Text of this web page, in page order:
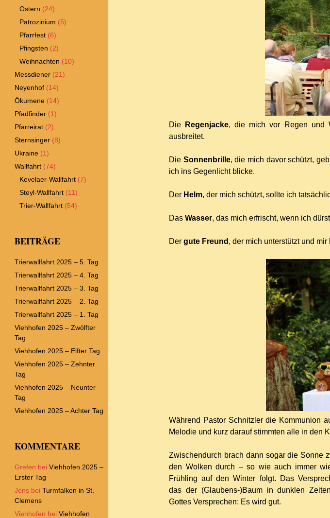
Die Regenjacke, die mich vor Regen und
ausbreitet.
Die Sonnenbrille, die mich davor schützt,
ich ins Gegenlicht blicke.
Der Helm, der mich schützt, sollte ich
Das Wasser, das mich erfrischt, wenn ich
Der gute Freund , der mich unterstützt und
Während Pastor Schnitzler die Kommunion
Melodie und kurz darauf stimmten alle in den
Zwischendurch brach dann sogar die Sonne
den Wolken durch – so wie auch immer
Frühling auf den Winter folgt. Das
das der (Glaubens-)Baum in dunklen
Gottes Versprechen: Es wird gut.
Ostern (24)
Patrozinium (5)
Pfarrfest (6)
Pfingsten (2)
Weihnachten (10)
Messdiener (21)
Neyenhof (14)
Ökumene (14)
Pfadfinder (1)
Pfarreirat (2)
Sternsinger (8)
Ukraine (1)
Wallfahrt (74)
Kevelaer-Wallfahrt (7)
Steyl-Wallfahrt (11)
Trier-Wallfahrt (54)
BEITRÄGE
Trierwallfahrt 2025 – 5. Tag
Trierwallfahrt 2025 – 4. Tag
Trierwallfahrt 2025 – 3. Tag
Trierwallfahrt 2025 – 2. Tag
Trierwallfahrt 2025 – 1. Tag
Viehhofen 2025 – Zwölfter
Tag
Viehhofen 2025 – Elfter Tag
Viehhofen 2025 – Zehnter
Tag
Viehhofen 2025 – Neunter
Tag
Viehhofen 2025 – Achter Tag
KOMMENTARE
Grefen bei Viehhofen 2025 –
Erster Tag
Jens bei Turmfalken in St.
Clemens
Viehhofen bei Viehhofen